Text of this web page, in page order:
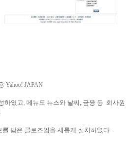
Yahoo! JAPAN
하였고, 메뉴도 뉴스와 날씨, 금융 등 회사원
담은 클로즈업을 새롭게 설치하였다.